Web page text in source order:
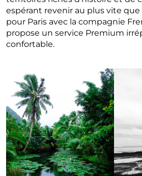
espérant revenir au plus vite
pour Paris avec la compagnie
propose un service Premium
confortable.